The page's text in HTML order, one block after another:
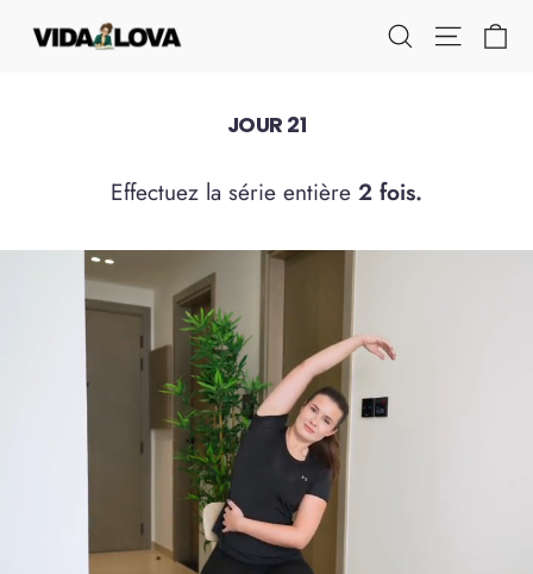
Rechercher
JOUR 21
Effectuez la série entière 2 fois.